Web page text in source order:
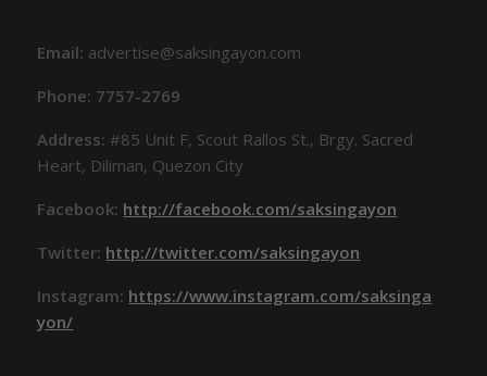
Email: advertise@saksingayon.com
Phone: 7757-2769
Address:#85 Unit F, Scout Rallos St., Brgy. Sacred
Heart, Diliman, Quezon City
Facebook: http://facebook.com/saksingayon
Twitter: http://twitter.com/saksingayon
Instagram: https://www.instagram.com/saksinga
yon/